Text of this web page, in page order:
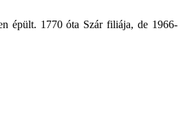
épült. 1770 óta Szár filiája, de 1966-